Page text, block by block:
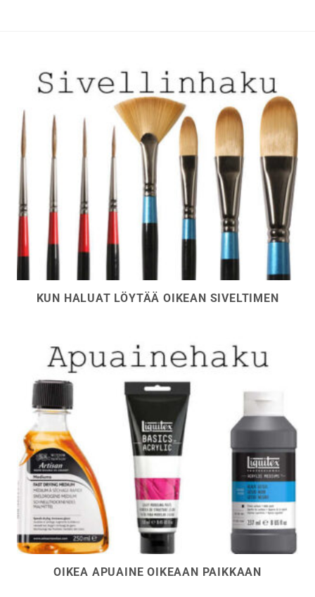
KUN HALUAT LÖYTÄÄ OIKEAN SIVELTIMEN
OIKEA APUAINE OIKEAAN PAIKKAAN